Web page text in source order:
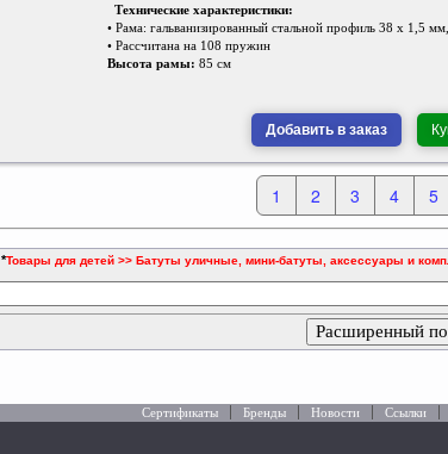
Технические характеристики:
• Рама: гальванизированный стальной профиль 38 х 1,5
• Рассчитана на 108 пружин
Высота рамы: 85 см
Добавить в заказ
1 2 3 4 5
*Товары для детей >> Батуты уличные, мини-батуты, аксессуары и
Расширенный
Сертификаты Бренды Новости Ссылки